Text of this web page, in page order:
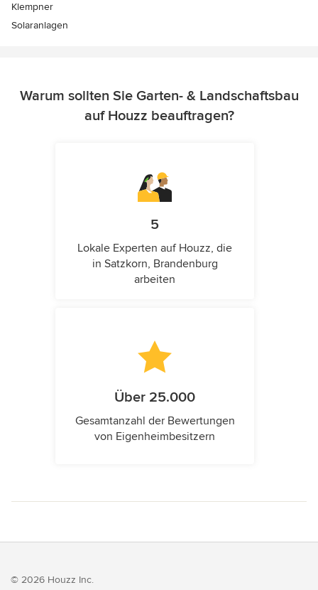
Klempner
Solaranlagen
Warum sollten Sie Garten- & Landschaftsbau
auf Houzz beauftragen?
5
Lokale Experten auf Houzz, die
in Satzkorn, Brandenburg
arbeiten
Über 25.000
Gesamtanzahl der Bewertungen
von Eigenheimbesitzern
© 2026 Houzz Inc.